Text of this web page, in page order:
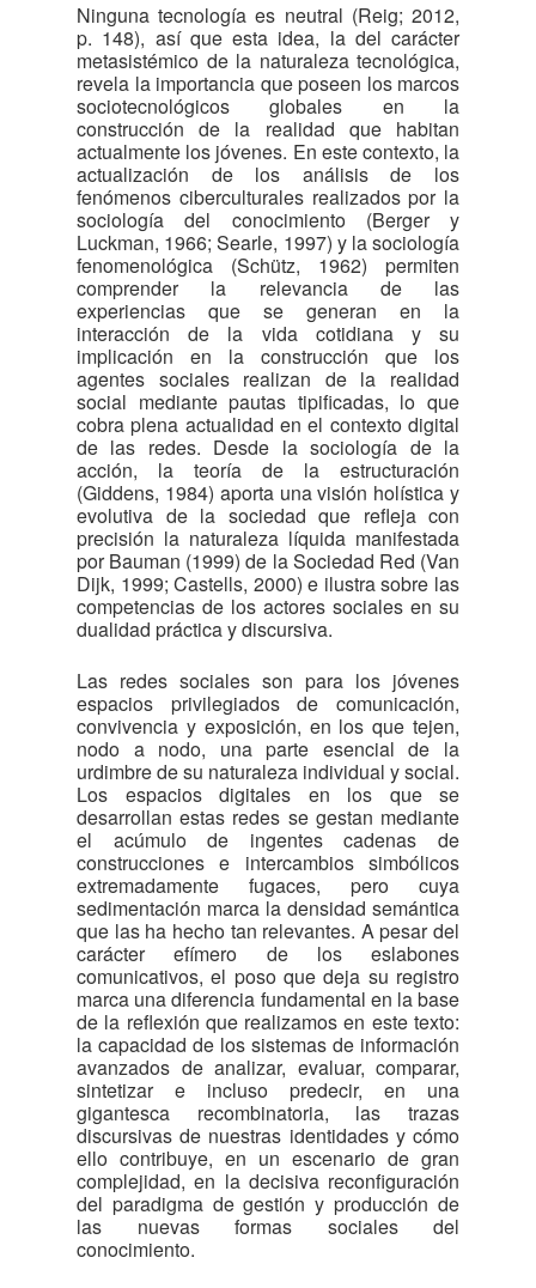
Ninguna tecnología es neutral (Reig; 2012,
p. 148), así que esta idea, la del carácter
metasistémico de la naturaleza tecnológica,
revela la importancia que poseen los marcos
sociotecnológicos globales en la
construcción de la realidad que habitan
actualmente los jóvenes. En este contexto, la
actualización de los análisis de los
fenómenos ciberculturales realizados por la
sociología del conocimiento (Berger y
Luckman, 1966; Searle, 1997) y la sociología
fenomenológica (Schütz, 1962) permiten
comprender la relevancia de las
experiencias que se generan en la
interacción de la vida cotidiana y su
implicación en la construcción que los
agentes sociales realizan de la realidad
social mediante pautas tipificadas, lo que
cobra plena actualidad en el contexto digital
de las redes. Desde la sociología de la
acción, la teoría de la estructuración
(Giddens, 1984) aporta una visión holística y
evolutiva de la sociedad que refleja con
precisión la naturaleza líquida manifestada
por Bauman (1999) de la Sociedad Red (Van
Dijk, 1999; Castells, 2000) e ilustra sobre las
competencias de los actores sociales en su
dualidad práctica y discursiva.
Las redes sociales son para los jóvenes
espacios privilegiados de comunicación,
convivencia y exposición, en los que tejen,
nodo a nodo, una parte esencial de la
urdimbre de su naturaleza individual y social.
Los espacios digitales en los que se
desarrollan estas redes se gestan mediante
el acúmulo de ingentes cadenas de
construcciones e intercambios simbólicos
extremadamente fugaces, pero cuya
sedimentación marca la densidad semántica
que las ha hecho tan relevantes. A pesar del
carácter efímero de los eslabones
comunicativos, el poso que deja su registro
marca una diferencia fundamental en la base
de la reflexión que realizamos en este texto:
la capacidad de los sistemas de información
avanzados de analizar, evaluar, comparar,
sintetizar e incluso predecir, en una
gigantesca recombinatoria, las trazas
discursivas de nuestras identidades y cómo
ello contribuye, en un escenario de gran
complejidad, en la decisiva reconfiguración
del paradigma de gestión y producción de
las nuevas formas sociales del
conocimiento.